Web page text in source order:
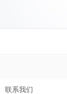
联系我们